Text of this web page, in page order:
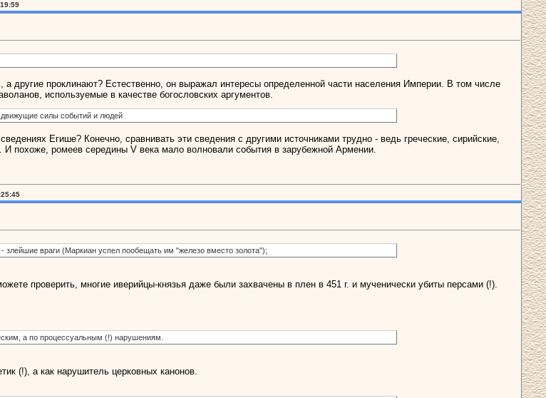
другие проклинают? Естественно, он выражал интересы определенной части населения Империи. В том числе
используемые в качестве богословских аргументов.
движущие силы событий и людей
Егише? Конечно, сравнивать эти сведения с другими источниками трудно - ведь греческие, сирийские,
И похоже, ромеев середины V века мало волновали события в зарубежной Армении.
враги (Маркиан успел пообещать им "железо вместо золота");
проверить, многие иверийцы-князья даже были захвачены в плен в 451 г. и мученически убиты персами (!).
а по процессуальным (!) нарушениям.
(!), а как нарушитель церковных канонов.